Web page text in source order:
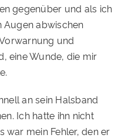
gegenüber und als ich
Augen abwischen
und
eine Wunde, die mir
an sein Halsband
Ich hatte ihn nicht
war mein Fehler, den er